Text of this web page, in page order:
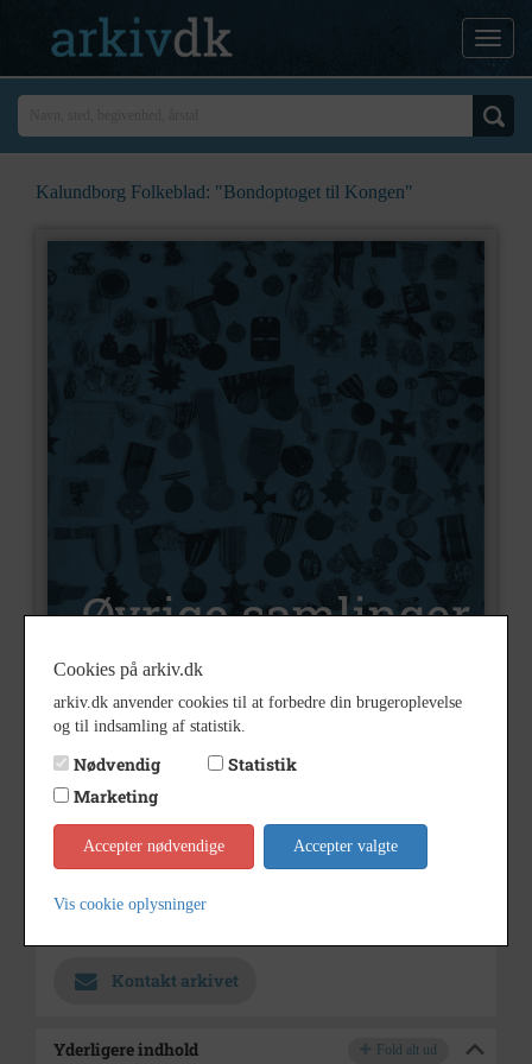
Kalundborg Folkeblad: "Bondoptoget til Kongen"
Nummer U28
Øvrige samlinger
Årstal 1935
Dateringsnote
1935
Kontakt arkivet
Yderligere indhold Fold alt ud
Cookies på arkiv.dk
arkiv.dk anvender cookies til at forbedre din brugeroplevelse
og til indsamling af statistik.
Nødvendig
Statistik
Marketing
Accepter nødvendige Accepter valgte
Vis cookie oplysninger